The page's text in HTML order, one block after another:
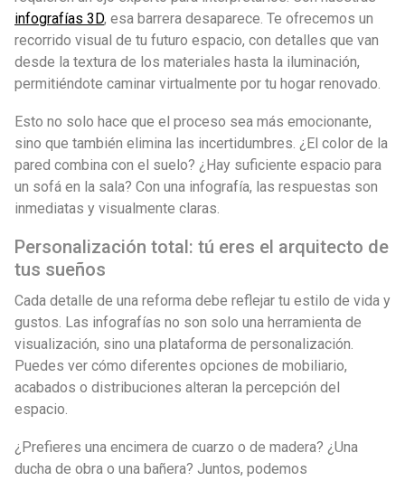
infografías 3D, esa barrera desaparece. Te ofrecemos un
recorrido visual de tu futuro espacio, con detalles que van
desde la textura de los materiales hasta la iluminación,
permitiéndote caminar virtualmente por tu hogar renovado.
Esto no solo hace que el proceso sea más emocionante,
sino que también elimina las incertidumbres. ¿El color de la
pared combina con el suelo? ¿Hay suficiente espacio para
un sofá en la sala? Con una infografía, las respuestas son
inmediatas y visualmente claras.
Personalización total: tú eres el arquitecto de
tus sueños
Cada detalle de una reforma debe reflejar tu estilo de vida y
gustos. Las infografías no son solo una herramienta de
visualización, sino una plataforma de personalización.
Puedes ver cómo diferentes opciones de mobiliario,
acabados o distribuciones alteran la percepción del
espacio.
¿Prefieres una encimera de cuarzo o de madera? ¿Una
ducha de obra o una bañera? Juntos, podemos